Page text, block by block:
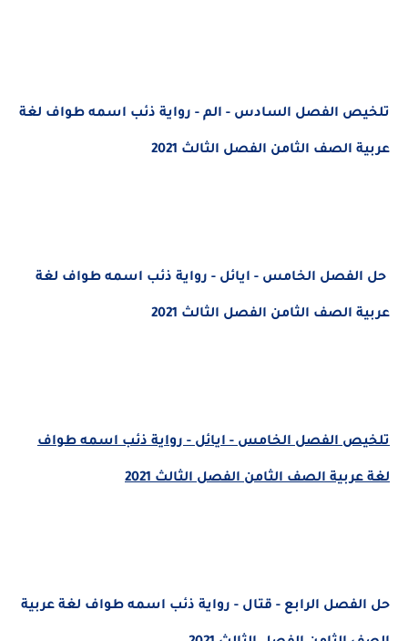
تلخيص الفصل السادس - الم - رواية ذئب اسمه طواف لغة
عربية الصف الثامن الفصل الثالث 2021
حل الفصل الخامس - ايائل - رواية ذئب اسمه طواف لغة
عربية الصف الثامن الفصل الثالث 2021
تلخيص الفصل الخامس - ايائل - رواية ذئب اسمه طواف
لغة عربية الصف الثامن الفصل الثالث 2021
حل الفصل الرابع - قتال - رواية ذئب اسمه طواف لغة عربية